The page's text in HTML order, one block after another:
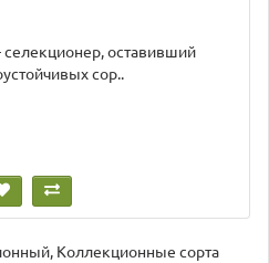
оставивший
сор..
, Коллекционные сорта